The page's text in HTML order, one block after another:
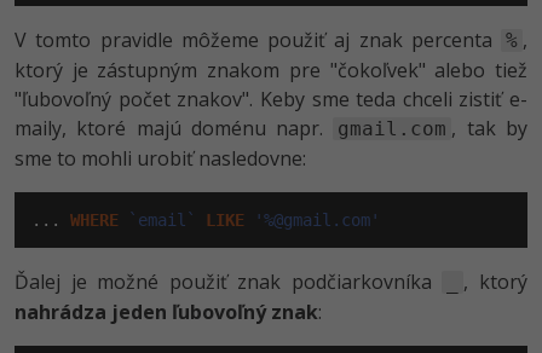
SQL
UML -80%
Algoritmy -41%
Linux a UNIX
Siete
Kybernetická bezpečnost
Elektronický podpis
Windows
-80%
Video
Ostatné
Fórum
V tomto pravidle môžeme použiť aj znak percenta % ,
ktorý je zástupným znakom pre "čokoľvek" alebo tiež
"ľubovoľný počet znakov". Keby sme teda chceli zistiť e-
maily, ktoré majú doménu napr.
gmail.com , tak by
sme to mohli urobiť nasledovne:
... WHERE `email` LIKE '%@gmail.com'
Ďalej je možné použiť znak podčiarkovníka
, ktorý
nahrádza jeden ľubovoľný znak: